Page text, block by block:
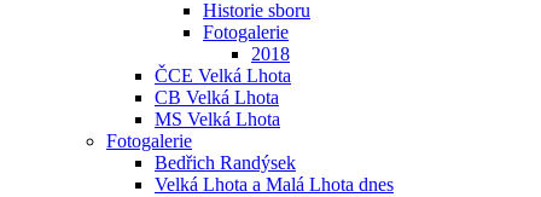
Historie sboru
Fotogalerie
2018
ČCE Velká Lhota
CB Velká Lhota
MS Velká Lhota
Fotogalerie
Bedřich Randýsek
Velká Lhota a Malá Lhota dnes